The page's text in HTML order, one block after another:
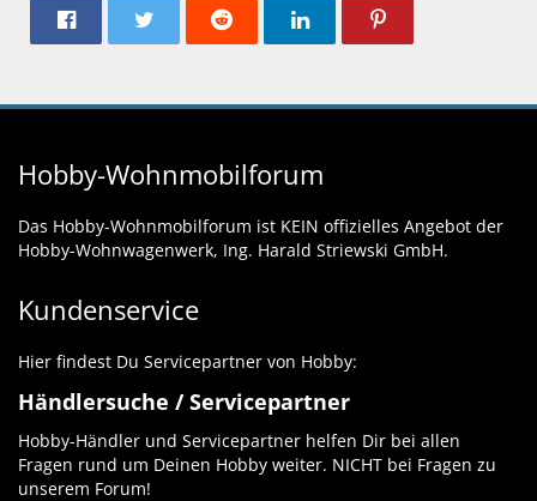
Hobby-Wohnmobilforum
Das Hobby-Wohnmobilforum ist KEIN offizielles Angebot der
Hobby-Wohnwagenwerk, Ing. Harald Striewski GmbH.
Kundenservice
Hier findest Du Servicepartner von Hobby:
Händlersuche / Servicepartner
Hobby-Händler und Servicepartner helfen Dir bei allen
Fragen rund um Deinen Hobby weiter. NICHT bei Fragen zu
unserem Forum!